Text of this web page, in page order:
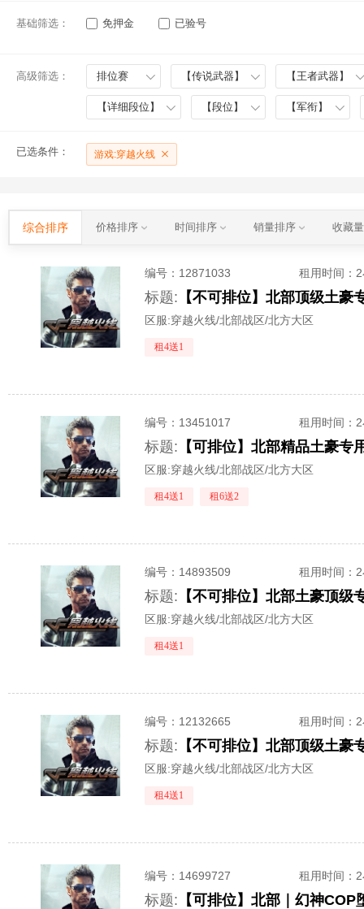
基础筛选： 免押金 已验号
高级筛选： 排位赛 【传说武器】 【王者武器】
【详细段位】 【段位】 【军衔】
已选条件： 游戏:穿越火线
综合排序 价格排序 时间排序 销量排序 收藏
编号： 12871033 租用时间 ：
标题:
区服:穿越火线/北部战区/北方大区
租4送1
编号： 13451017 租用时间 ：
标题:
区服:穿越火线/北部战区/北方大区
租4送1 租6送2
编号： 14893509 租用时间 ：
标题: 【不可排位】北部土豪顶
区服:穿越火线/北部战区/北方大区
租4送1
编号： 12132665 租用时间 ：
标题:
区服:穿越火线/北部战区/北方大区
租4送1
编号： 14699727 租用时间 ：
标题: 【可排位】北部｜幻神